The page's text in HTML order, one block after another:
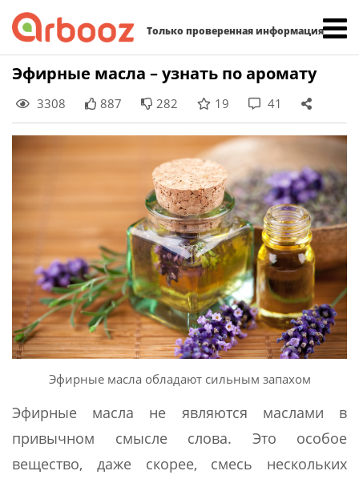
Только проверенная информация
Skip
content
Эфирные масла – узнать по аромату
3308 887 282 19 41
Эфирные масла обладают сильным запахом
Эфирные масла не являются маслами в
привычном смысле слова. Это особое
вещество, даже скорее, смесь нескольких
Найти: